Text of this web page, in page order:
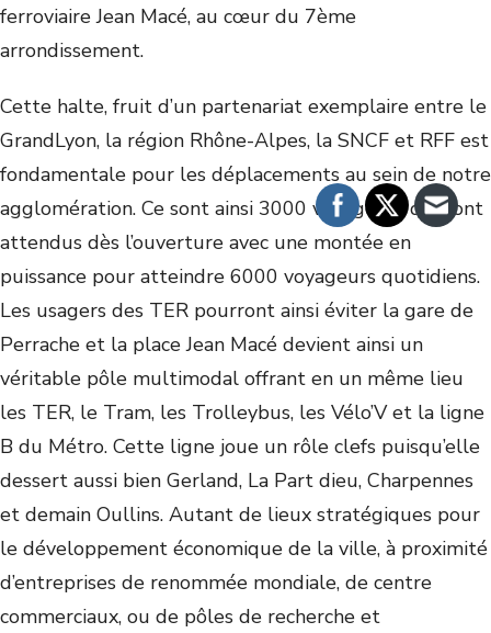
ferroviaire Jean Macé, au cœur du 7ème
arrondissement.
Cette halte, fruit d’un partenariat exemplaire entre le
GrandLyon, la région Rhône-Alpes, la SNCF et RFF est
fondamentale pour les déplacements au sein de notre
agglomération. Ce sont ainsi 3000 voyageurs qui sont
attendus dès l’ouverture avec une montée en
puissance pour atteindre 6000 voyageurs quotidiens.
Les usagers des TER pourront ainsi éviter la gare de
Perrache et la place Jean Macé devient ainsi un
véritable pôle multimodal offrant en un même lieu
les TER, le Tram, les Trolleybus, les Vélo’V et la ligne
B du Métro. Cette ligne joue un rôle clefs puisqu’elle
dessert aussi bien Gerland, La Part dieu, Charpennes
et demain Oullins. Autant de lieux stratégiques pour
le développement économique de la ville, à proximité
d’entreprises de renommée mondiale, de centre
commerciaux, ou de pôles de recherche et